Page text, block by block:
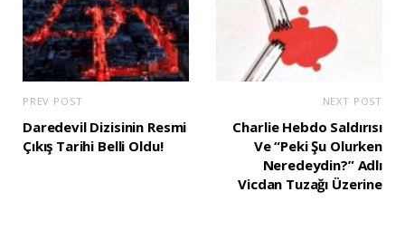
PREV POST
Daredevil Dizisinin Resmi
Çıkış Tarihi Belli Oldu!
NEXT POST
Charlie Hebdo Saldırısı
Ve “Peki Şu Olurken
Neredeydin?” Adlı
Vicdan Tuzağı Üzerine